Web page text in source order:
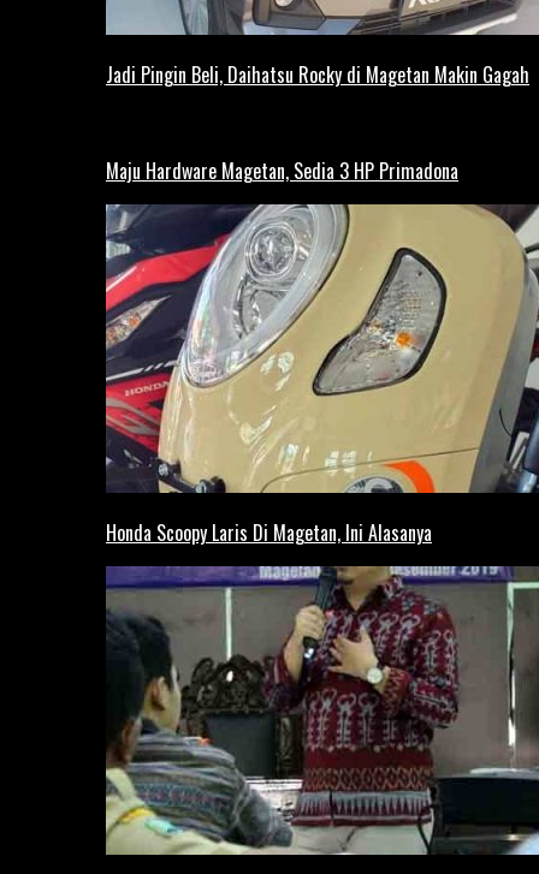
Jadi Pingin Beli, Daihatsu Rocky di Magetan Makin Gagah
Maju Hardware Magetan, Sedia 3 HP Primadona
Honda Scoopy Laris Di Magetan, Ini Alasanya